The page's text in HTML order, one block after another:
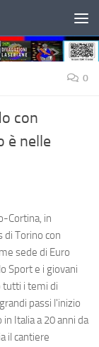
0
con
è nelle
Cortina, in
di Torino con
sede di Euro
Sport e i giovani
tutti i temi di
passi l'inizio
Italia a 20 anni da
il cantiere